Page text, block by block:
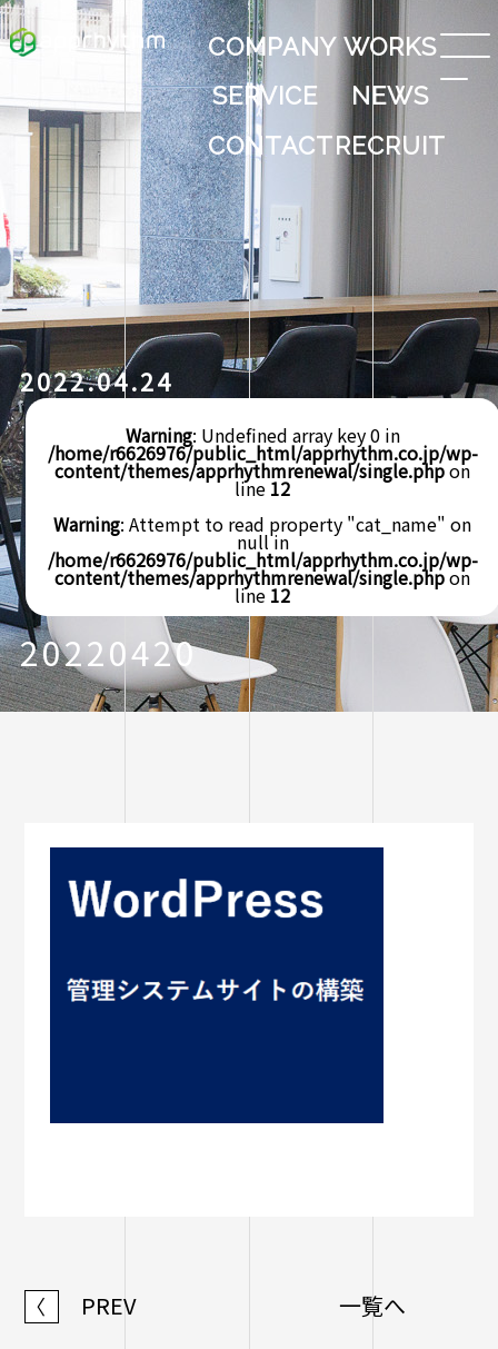
COMPANY WORKS
SERVICE
NEWS
CONTACTRECRUIT
2022.04.24
Warning: Undefined array key 0 in
/home/r6626976/public_html/apprhythm.co.jp/wp-
content/themes/apprhythmrenewal/single.phpon
line 12
Warning: Attempt to read property "cat_name" on
null in
/home/r6626976/public_html/apprhythm.co.jp/wp-
content/themes/apprhythmrenewal/single.phpon
line 12
20220420
〈 PREV 一覧へ